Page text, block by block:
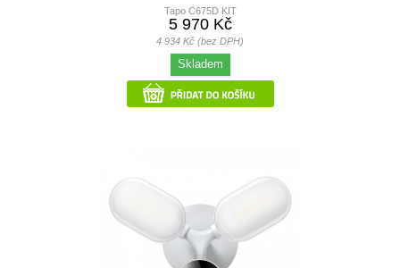
Tapo C675D KIT
5 970 Kč
4 934 Kč (bez DPH)
Skladem